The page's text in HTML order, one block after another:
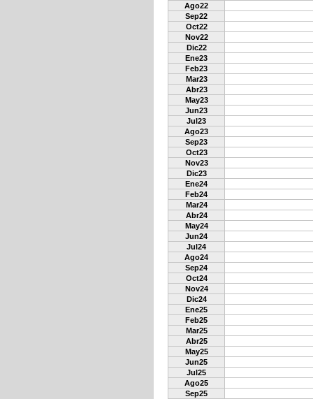
Ago22
Sep22
Oct22
Nov22
Dic22
Ene23
Feb23
Mar23
Abr23
May23
Jun23
Jul23
Ago23
Sep23
Oct23
Nov23
Dic23
Ene24
Feb24
Mar24
Abr24
May24
Jun24
Jul24
Ago24
Sep24
Oct24
Nov24
Dic24
Ene25
Feb25
Mar25
Abr25
May25
Jun25
Jul25
Ago25
Sep25